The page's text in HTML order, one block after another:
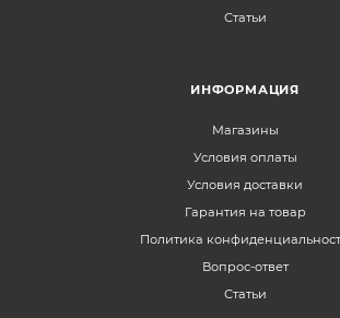
Статьи
ИНФОРМАЦИЯ
Магазины
Условия оплаты
Условия доставки
Гарантия на товар
Политика
Вопрос-ответ
Статьи